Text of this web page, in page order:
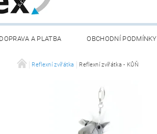
DOPRAVA A PLATBA OBCHODNÍ PODMÍNKY
/ BATERIÍ
Reflexní zvířátka Reflexní zvířátka - KŮŇ